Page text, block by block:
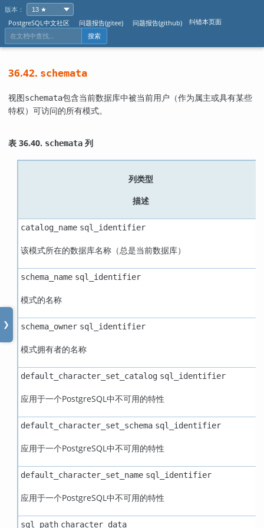
版本：
PostgreSQL中文社区
问题报告(gitee) 问题报告(github) 纠错本页面
搜索
❯
36.42. schemata
视图schemata包含当前数据库中被当前用户（作为属主或具有某些
特权）可访问的所有模式。
表 36.40. schemata 列
列类型
描述
catalog_name sql_identifier
该模式所在的数据库名称（总是当前数据库）
schema_name sql_identifier
模式的名称
schema_owner sql_identifier
模式拥有者的名称
default_character_set_catalog sql_identifier
应用于一个PostgreSQL 中不可用的特性
default_character_set_schema sql_identifier
应用于一个PostgreSQL 中不可用的特性
default_character_set_name sql_identifier
应用于一个PostgreSQL 中不可用的特性
sql_path character_data